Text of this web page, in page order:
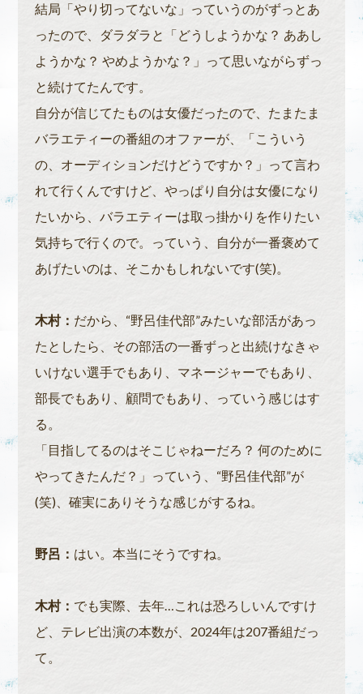
結局「やり切ってないな」っていうのがずっとあ
ったので、ダラダラと「どうしようかな？ ああし
ようかな？ やめようかな？」って思いながらずっ
と続けてたんです。
自分が信じてたものは女優だったので、たまたま
バラエティーの番組のオファーが、「こういう
の、オーディションだけどうですか？」って言わ
れて行くんですけど、やっぱり自分は女優になり
たいから、バラエティーは取っ掛かりを作りたい
気持ちで行くので。っていう、自分が一番褒めて
あげたいのは、そこかもしれないです(笑)。
木村： だから、“野呂佳代部”みたいな部活があっ
たとしたら、その部活の一番ずっと出続けなきゃ
いけない選手でもあり、マネージャーでもあり、
部長でもあり、顧問でもあり、っていう感じはす
る。
「目指してるのはそこじゃねーだろ？ 何のために
やってきたんだ？」っていう、“野呂佳代部”が
(笑)、確実にありそうな感じがするね。
野呂： はい。本当にそうですね。
木村： でも実際、去年…これは恐ろしいんですけ
ど、テレビ出演の本数が、2024年は207番組だっ
て。